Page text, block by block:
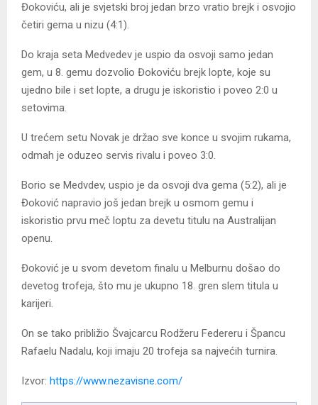
Đokoviću, ali je svjetski broj jedan brzo vratio brejk i osvojio
četiri gema u nizu (4:1).
Do kraja seta Medvedev je uspio da osvoji samo jedan
gem, u 8. gemu dozvolio Đokoviću brejk lopte, koje su
ujedno bile i set lopte, a drugu je iskoristio i poveo 2:0 u
setovima.
U trećem setu Novak je držao sve konce u svojim rukama,
odmah je oduzeo servis rivalu i poveo 3:0.
Borio se Medvdev, uspio je da osvoji dva gema (5:2), ali je
Đoković napravio još jedan brejk u osmom gemu i
iskoristio prvu meč loptu za devetu titulu na Australijan
openu.
Đoković je u svom devetom finalu u Melburnu došao do
devetog trofeja, što mu je ukupno 18. gren slem titula u
karijeri.
On se tako približio Švajcarcu Rodžeru Federeru i Špancu
Rafaelu Nadalu, koji imaju 20 trofeja sa najvećih turnira.
Izvor: https://www.nezavisne.com/